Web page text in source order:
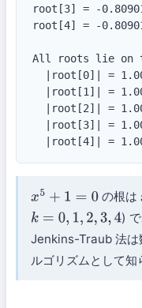
root[3] = -
root[4] = -
All roots lie on
|root[0]| =
|root[1]| =
|root[2]| =
|root[3]| =
|root[4]| =
x5 +1=0 の根は
k=0, 1,2 3, 4
)
Jenkins-Traub 法は
ルゴリズムとして知